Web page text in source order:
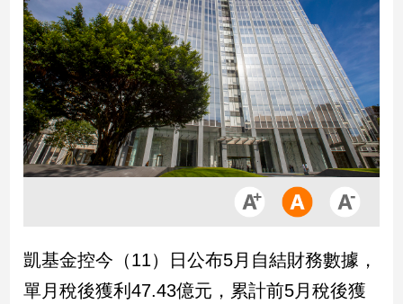
市
房
地
產
品
觀
治
凱基金控今（11）日公布5月自結財務數據，
單月稅後獲利47.43億元，累計前5月稅後獲